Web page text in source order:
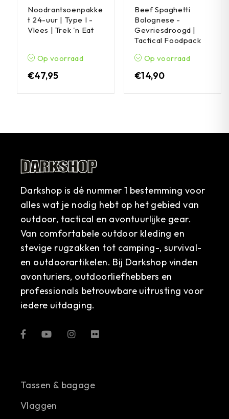
Noodrantsoenpakke
t 24-uur | Type I -
Vlees | Trek 'n Eat
Op voorraad
€47,95
Beef Spaghetti
Bolognese -
Gevriesdroogd |
Tactical Foodpack
Op voorraad
€14,90
Darkshop is dé nummer 1 bestemming voor
alles wat je nodig hebt op het gebied van
outdoor, tactical en avontuurlijke gear.
Van comfortabele outdoor kleding en
stevige rugzakken tot camping-, survival-
en outdoorartikelen. Bij Darkshop vinden
avonturiers, outdoorliefhebbers en
professionals betrouwbare uitrusting voor
iedere uitdaging.
Tassen & bagage
Vlaggen